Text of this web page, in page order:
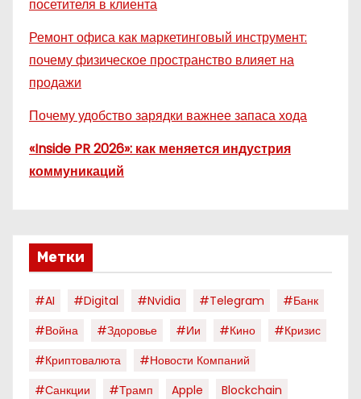
посетителя в клиента
Ремонт офиса как маркетинговый инструмент:
почему физическое пространство влияет на
продажи
Почему удобство зарядки важнее запаса хода
«Inside PR 2026»: как меняется индустрия
коммуникаций
Метки
#AI #digital #nvidia #telegram
#банк
#война
#здоровье #ии #кино
#кризис
#криптовалюта
#новости Компаний
#санкции
#трамп Apple
Blockchain